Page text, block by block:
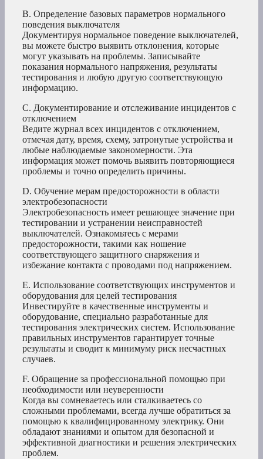
B. Определение базовых параметров нормального
поведения выключателя
Документируя нормальное поведение выключателей,
вы можете быстро выявить отклонения, которые
могут указывать на проблемы. Записывайте
показания нормального напряжения, результаты
тестирования и любую другую соответствующую
информацию.
C. Документирование и отслеживание инцидентов с
отключением
Ведите журнал всех инцидентов с отключением,
отмечая дату, время, схему, затронутые устройства и
любые наблюдаемые закономерности. Эта
информация может помочь выявить повторяющиеся
проблемы и точно определить причины.
D. Обучение мерам предосторожности в области
электробезопасности
Электробезопасность имеет решающее значение при
тестировании и устранении неисправностей
выключателей. Ознакомьтесь с мерами
предосторожности, такими как ношение
соответствующего защитного снаряжения и
избежание контакта с проводами под напряжением.
E. Использование соответствующих инструментов и
оборудования для целей тестирования
Инвестируйте в качественные инструменты и
оборудование, специально разработанные для
тестирования электрических систем. Использование
правильных инструментов гарантирует точные
результаты и сводит к минимуму риск несчастных
случаев.
F. Обращение за профессиональной помощью при
необходимости или неуверенности
Когда вы сомневаетесь или сталкиваетесь со
сложными проблемами, всегда лучше обратиться за
помощью к квалифицированному электрику. Они
обладают знаниями и опытом для безопасной и
эффективной диагностики и решения электрических
проблем.